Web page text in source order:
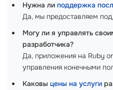
Нужна ли поддержка
Да, мы предоставляем
Могу ли я управлять
разработчика?
Да, приложения на Ruby
управления конечными
Каковы цены на услуги